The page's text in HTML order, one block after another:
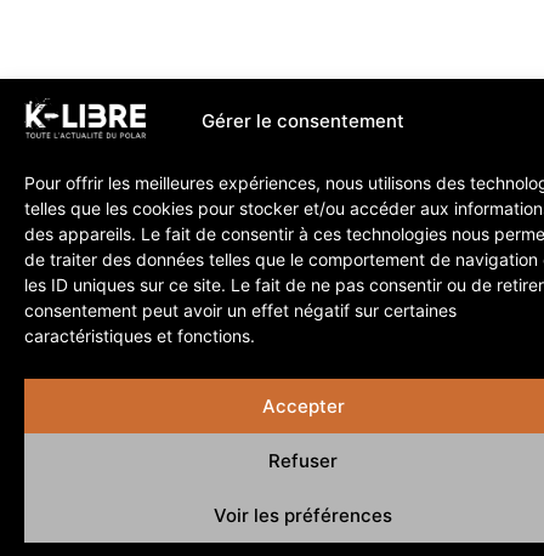
Gérer le consentement
Pour offrir les meilleures expériences, nous utilisons des
telles que les cookies pour stocker et/ou accéder aux
des appareils. Le fait de consentir à ces technologies nous
de traiter des données telles que le comportement de navigation
les ID uniques sur ce site. Le fait de ne pas consentir ou de
consentement peut avoir un effet négatif sur certaines
caractéristiques et fonctions.
Accepter
Refuser
Voir les préférences